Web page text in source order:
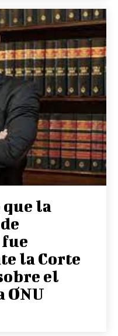
la
la Corte
el
ONU